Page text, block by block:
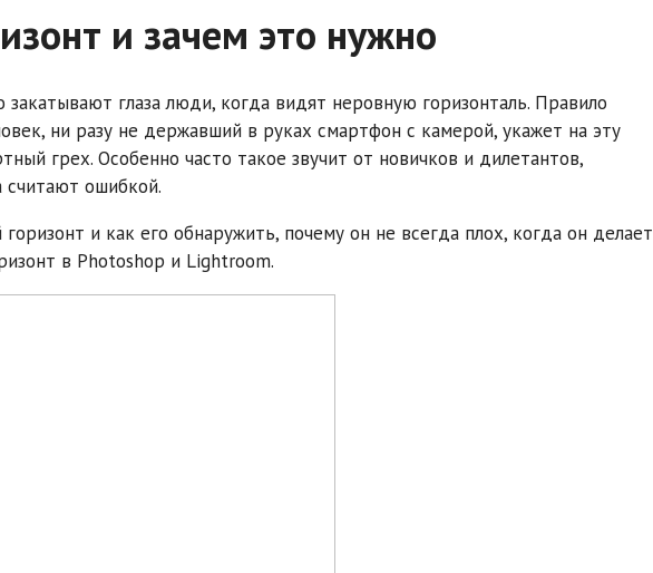
и зачем это нужно
глаза люди, когда видят неровную горизонталь. Правило
ни разу не державший в руках смартфон с камерой, укажет на эту
грех. Особенно часто такое звучит от новичков и дилетантов,
считают ошибкой.
и как его обнаружить, почему он не всегда плох, когда он делает
в Photoshop и Lightroom.